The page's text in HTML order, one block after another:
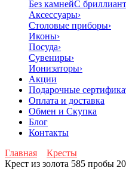
Без камнейС
Аксессуары›
Столовые приборы›
Иконы›
Посуда›
Сувениры›
Ионизаторы›
Акции
Подарочные
Оплата и доставка
Обмен и Скупка
Блог
Контакты
Главная
Кресты
Крест из золота 585 пробы